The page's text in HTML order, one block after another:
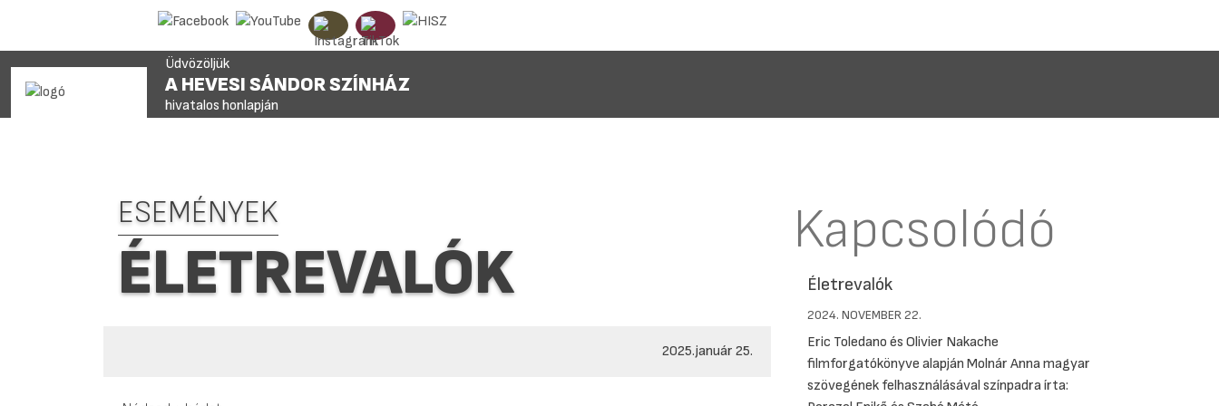
Üdvözöljük
A HEVESI SÁNDOR SZÍNHÁZ
hivatalos honlapján
ESEMÉNYEK
ÉLETREVALÓK
2025.január 25.
Kapcsolódó
Életrevalók
2024. NOVEMBER 22.
Eric Toledano és Olivier Nakache
filmforgatókönyve alapján Molnár Anna magyar
szövegének felhasználásával színpadra írta: